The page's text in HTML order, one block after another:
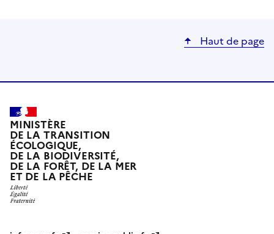
Haut de page
MINISTÈRE
DE LA TRANSITION
ÉCOLOGIQUE,
DE LA BIODIVERSITÉ,
DE LA FORÊT, DE LA MER
ET DE LA PÊCHE